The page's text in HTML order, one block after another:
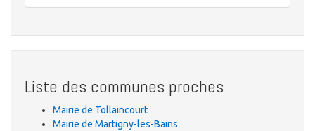
Liste des communes proches
Mairie de Tollaincourt
Mairie de Martigny-les-Bains